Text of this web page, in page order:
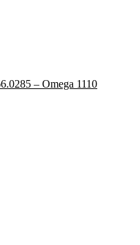
– Omega 1110